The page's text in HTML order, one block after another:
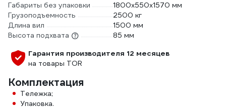
Габариты без упаковки
1800х550х1570 мм
Грузоподъемность
2500 кг
Длина вил
1500 мм
Высота подхвата
85 мм
Гарантия производителя 12 месяцев
на товары TOR
Комплектация
Тележка;
Упаковка.